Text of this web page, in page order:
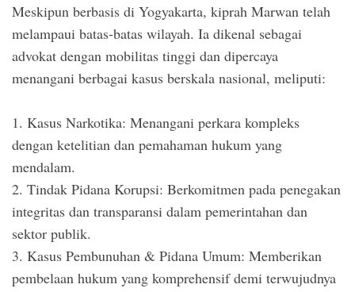
Meskipun berbasis di Yogyakarta, kiprah Marwan telah
melampaui batas-batas wilayah. Ia dikenal sebagai
advokat dengan mobilitas tinggi dan dipercaya
menangani berbagai kasus berskala nasional, meliputi:
1. Kasus Narkotika: Menangani perkara kompleks
dengan ketelitian dan pemahaman hukum yang
mendalam.
2. Tindak Pidana Korupsi: Berkomitmen pada penegakan
integritas dan transparansi dalam pemerintahan dan
sektor publik.
3. Kasus Pembunuhan & Pidana Umum: Memberikan
pembelaan hukum yang komprehensif demi terwujudnya